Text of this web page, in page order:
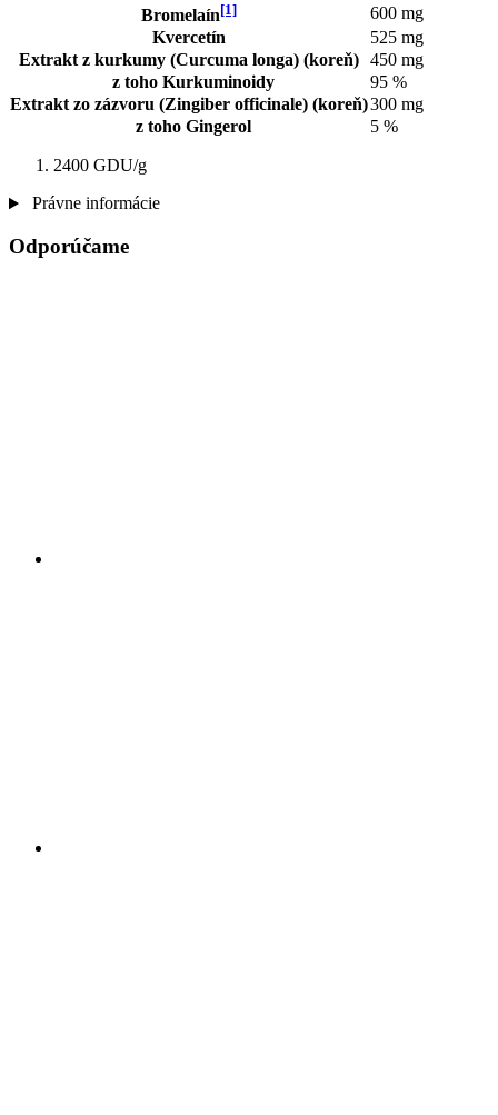
Bromelaín[1]
600 mg
Kvercetín
525 mg
Extrakt z kurkumy (Curcuma longa) (koreň) 450 mg
z toho Kurkuminoidy
95 %
Extrakt zo zázvoru (Zingiber officinale) (koreň)300 mg
z toho Gingerol
5 %
2400 GDU/g
Právne informácie
Odporúčame